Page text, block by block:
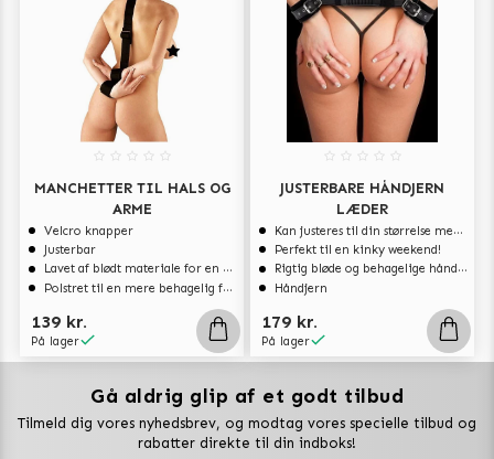
MANCHETTER TIL HALS OG
ARME
Velcro knapper
Justerbar
Lavet af blødt materiale for en dejligere følelse
Polstret til en mere behagelig følelse
139 kr.
På lager
JUSTERBARE HÅNDJERN
LÆDER
Kan justeres til din størrelse med spænderne
Perfekt til en kinky weekend!
Rigtig bløde og behagelige håndjern
Håndjern
179 kr.
På lager
Gå aldrig glip af et godt tilbud
Tilmeld dig vores nyhedsbrev, og modtag vores specielle tilbud og
rabatter direkte til din indboks!
Vuxen Magazine